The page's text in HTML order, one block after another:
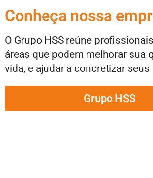
Conheça nossa
O Grupo HSS reúne
áreas que podem melhorar sua
vida, e ajudar a concretizar seus
Grupo HSS